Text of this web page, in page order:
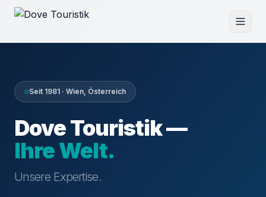
Seit 1981 · Wien, Österreich
Dove Touristik —
Ihre Welt.
Unsere Expertise.